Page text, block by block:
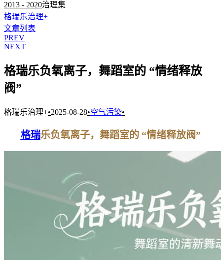
2013 - 2020治理集
格瑞乐治理+
文章列表
PREV
NEXT
格瑞乐负氧离子，舞蹈室的 “情绪释放
阀”
格瑞乐治理+•2025-08-28•空气污染•
格瑞乐负氧离子，舞蹈室的 “情绪释放阀”